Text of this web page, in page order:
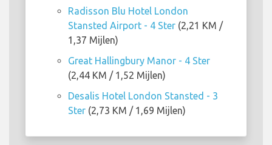
Radisson Blu Hotel London
Stansted Airport - 4 Ster (2,21 KM /
1,37 Mijlen)
Great Hallingbury Manor - 4 Ster
(2,44 KM / 1,52 Mijlen)
Desalis Hotel London Stansted - 3
Ster (2,73 KM / 1,69 Mijlen)